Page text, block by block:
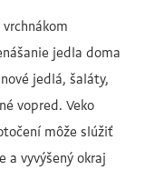
vrchnákom
jedla doma
jedlá, šaláty,
vopred. Veko
môže slúžiť
a vyvýšený okraj